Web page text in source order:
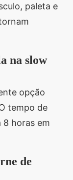
paleta e
na slow
opção
tempo de
horas em
de